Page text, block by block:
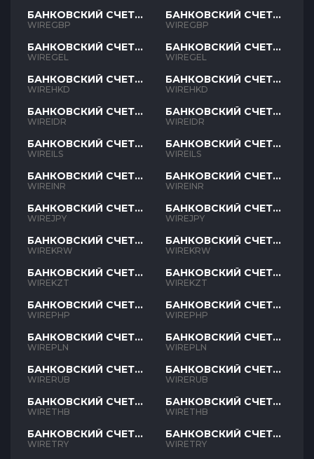
БАНКОВСКИЙ СЧЕТ
GBP
WIREGBP
БАНКОВСКИЙ СЧЕТ
GEL
WIREGEL
БАНКОВСКИЙ СЧЕТ
HKD
WIREHKD
БАНКОВСКИЙ СЧЕТ
IDR
WIREIDR
БАНКОВСКИЙ СЧЕТ
ILS
WIREILS
БАНКОВСКИЙ СЧЕТ
INR
WIREINR
БАНКОВСКИЙ СЧЕТ
JPY
WIREJPY
БАНКОВСКИЙ СЧЕТ
KRW
WIREKRW
БАНКОВСКИЙ СЧЕТ
KZT
WIREKZT
БАНКОВСКИЙ СЧЕТ
PHP
WIREPHP
БАНКОВСКИЙ СЧЕТ
PLN
WIREPLN
БАНКОВСКИЙ СЧЕТ
RUB
WIRERUB
БАНКОВСКИЙ СЧЕТ
THB
WIRETHB
БАНКОВСКИЙ СЧЕТ
TRY
WIRETRY
БАНКОВСКИЙ СЧЕТ
GBP
WIREGBP
БАНКОВСКИЙ СЧЕТ
GEL
WIREGEL
БАНКОВСКИЙ СЧЕТ
HKD
WIREHKD
БАНКОВСКИЙ СЧЕТ
IDR
WIREIDR
БАНКОВСКИЙ СЧЕТ
ILS
WIREILS
БАНКОВСКИЙ СЧЕТ
INR
WIREINR
БАНКОВСКИЙ СЧЕТ
JPY
WIREJPY
БАНКОВСКИЙ СЧЕТ
KRW
WIREKRW
БАНКОВСКИЙ СЧЕТ
KZT
WIREKZT
БАНКОВСКИЙ СЧЕТ
PHP
WIREPHP
БАНКОВСКИЙ СЧЕТ
PLN
WIREPLN
БАНКОВСКИЙ СЧЕТ
RUB
WIRERUB
БАНКОВСКИЙ СЧЕТ
THB
WIRETHB
БАНКОВСКИЙ СЧЕТ
TRY
WIRETRY